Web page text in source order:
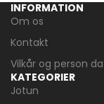
INFORMATION
Om os
Kontakt
Vilkår og person
KATEGORIER
Jotun